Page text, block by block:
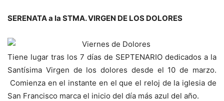
SERENATA a la STMA. VIRGEN DE LOS DOLORES
Tiene lugar tras los 7 días de SEPTENARIO dedicados a la
Santísima Virgen de los dolores desde el 10 de marzo.
Comienza en el instante en el que el reloj de la iglesia de
San Francisco marca el inicio del día más azul del año.